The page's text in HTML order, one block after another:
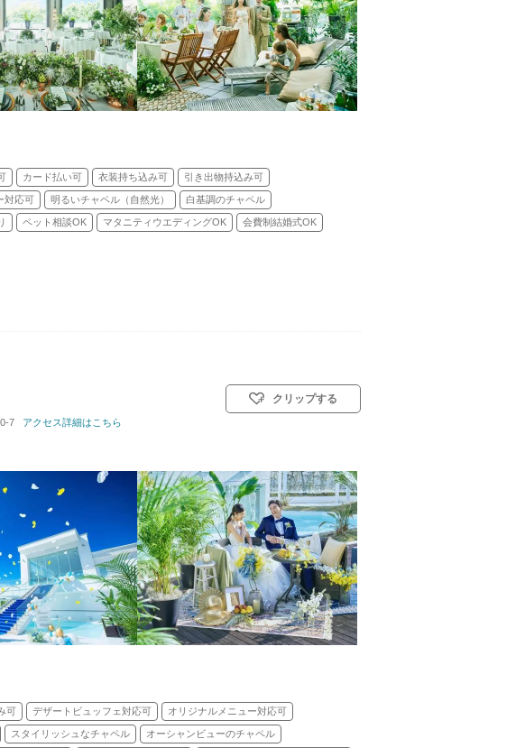
カード払い可 衣装持ち込み可 引き出物持込み可
対応可 明るいチャペル（自然光） 白基調のチャペル
ペット相談OK マタニティウエディングOK 会費制結婚式OK
タイル: 教会式(キリスト教式)／神前式／人前式／和装人前式
7 アクセス詳細はこちら
クリップする
可 デザートビュッフェ対応可 オリジナルメニュー対応可
スタイリッシュなチャペル オーシャンビューのチャペル